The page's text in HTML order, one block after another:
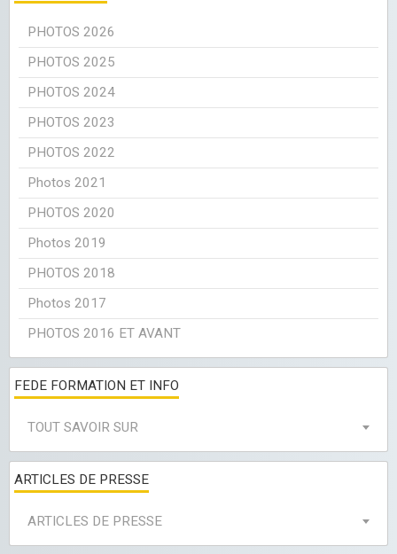
PHOTOS 2026
PHOTOS 2025
PHOTOS 2024
PHOTOS 2023
PHOTOS 2022
Photos 2021
PHOTOS 2020
Photos 2019
PHOTOS 2018
Photos 2017
PHOTOS 2016 ET AVANT
FEDE FORMATION ET INFO
TOUT SAVOIR SUR
ARTICLES DE PRESSE
ARTICLES DE PRESSE